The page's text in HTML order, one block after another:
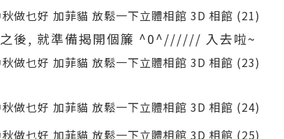
之後, 就準備揭開個簾 ^0^////// 入去啦~